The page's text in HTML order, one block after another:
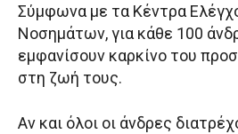
Σύμφωνα με τα Κέντρα
Νοσημάτων, για κάθε 100
εμφανίσουν καρκίνο του
στη ζωή τους.
Αν και όλοι οι άνδρες